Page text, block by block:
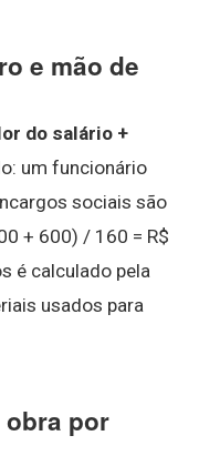
e mão de
do salário +
um funcionário
sociais são
+ 600) / 160 = R$
é calculado pela
usados para
obra por